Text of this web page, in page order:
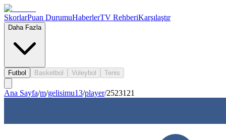
SkorlarPuan DurumuHaberlerTV RehberiKarşılaştır
Daha Fazla
Futbol Basketbol Voleybol Tenis
Ana Sayfa/m/gelisimu13/player/2523121